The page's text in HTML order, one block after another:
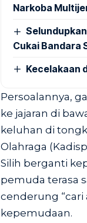
Narkoba
Cukai Bandara
Kecelakaan
Persoalannya,
ke jajaran di
keluhan di
Olahraga
Silih berganti
pemuda terasa
cenderung “cari
kepemudaan.